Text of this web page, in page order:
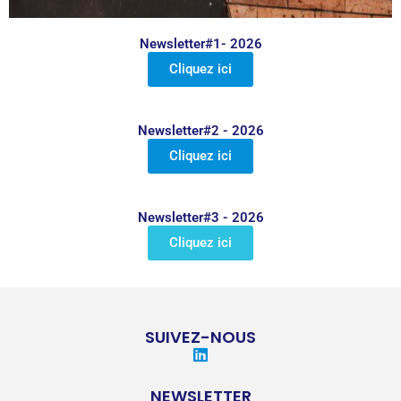
Newsletter#1- 2026
Cliquez ici
Newsletter#2 - 2026
Cliquez ici
Newsletter#3 - 2026
Cliquez ici
SUIVEZ-NOUS
L
NEWSLETTER